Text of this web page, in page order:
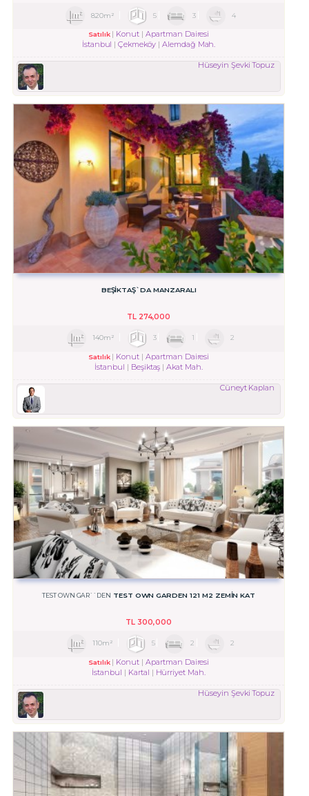
820m² 5 3 4
Satılık Konut
Apartman Dairesi
İstanbul
Çekmeköy Alemdağ Mah.
Hüseyin Şevki Topuz
BEŞIKTAŞ`DA MANZARALI
TL274,000
140m² 3 1 2
Satılık Konut
Apartman Dairesi
İstanbul
Beşiktaş Akat Mah.
Cüneyt Kaplan
TEST OWN GAR``DEN TEST OWN GARDEN 121 M2 ZEMIN KAT
TL 300,000
110m² 5 2 2
Satılık Konut
Apartman Dairesi
İstanbul
Kartal Hürriyet Mah.
Hüseyin Şevki Topuz